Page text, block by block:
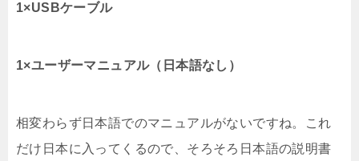
1×USBケーブル
1×ユーザーマニュアル（日本語なし）
相変わらず日本語でのマニュアルがないですね。これ
だけ日本に入ってくるので、そろそろ日本語の説明書